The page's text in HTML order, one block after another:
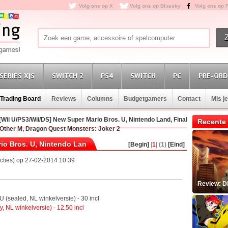
Volg ons op X Volg ons op Bluesky Volg ons op
X|S SWITCH 2 PS4 SWITCH PC PRE-
Trading Board Reviews Columns Budgetgamers Contact Mis
U/PS3/Wii/DS] New Super Mario Bros. U, Nintendo Land, Final
M, Dragon Quest Monsters: Joker 2
Bros. U, Nintendo Lan [Begin] 1 (1) [Eind]
op 27-02-2014 10:39
(sealed, NL winkelversie) - 30 incl
NL winkelversie) - 12,50 incl
Review: